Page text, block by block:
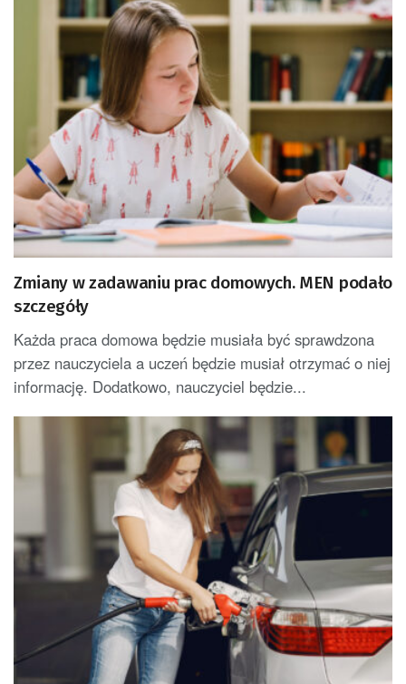
Zmiany w zadawaniu prac domowych. MEN podało
szczegóły
Każda praca domowa będzie musiała być sprawdzona
przez nauczyciela a uczeń będzie musiał otrzymać o niej
informację. Dodatkowo, nauczyciel będzie...